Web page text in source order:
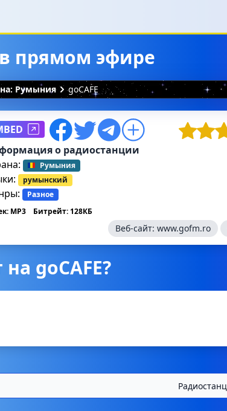
в прямом эфире
Румыния goCAFE
о радиостанции
Румыния
румынский
Разное
MP3
Битрейт: 128КБ
Веб-сайт: www.gofm.ro
goCAFE?